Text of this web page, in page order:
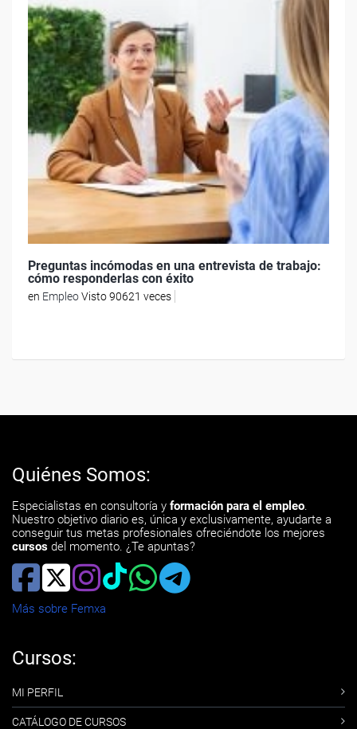
Preguntas incómodas en una entrevista de trabajo:
cómo responderlas con éxito
en EmpleoVisto 90621 veces
Quiénes Somos:
Especialistas en consultoría y formación para el empleo.
Nuestro objetivo diario es, única y exclusivamente, ayudarte a
conseguir tus metas profesionales ofreciéndote los mejores
cursos del momento. ¿Te apuntas?
Más sobre Femxa
Cursos:
MI PERFIL
CATÁLOGO DE CURSOS